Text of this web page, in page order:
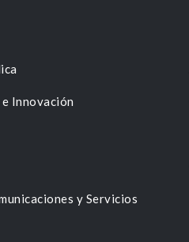
Innovación
y Servicios